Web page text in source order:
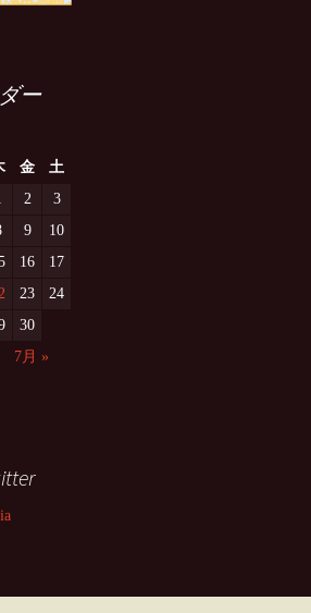
ー
金
土
2
3
9
10
16
17
23
24
30
7月 »